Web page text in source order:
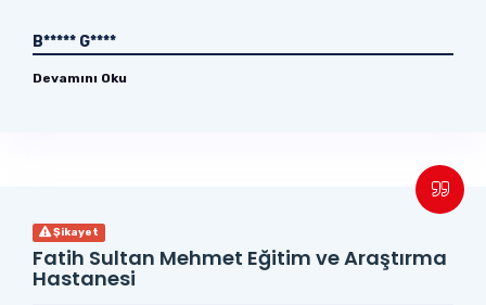
B***** G****
Devamını Oku
Şikayet
Fatih Sultan Mehmet Eğitim ve Araştırma
Hastanesi